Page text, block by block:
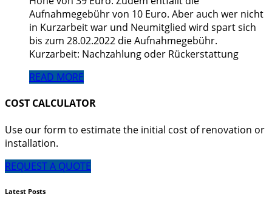
Aufnahmegebühr von 10 Euro. Aber auch wer nicht
in Kurzarbeit war und Neumitglied wird spart sich
bis zum 28.02.2022 die Aufnahmegebühr.
Kurzarbeit: Nachzahlung oder Rückerstattung
READ MORE
COST CALCULATOR
Use our form to estimate the initial cost of renovation or
installation.
REQUEST A QUOTE
Latest Posts